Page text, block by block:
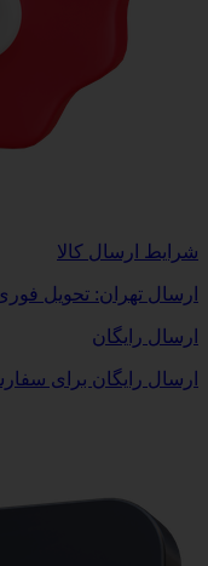
شرایط ارسال کالا
ارسال تهران: تحویل
ارسال رایگان
ارسال رایگان برای سفارشات بالای